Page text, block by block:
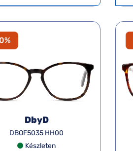
DbyD
DBOF5035 HH00
Készleten